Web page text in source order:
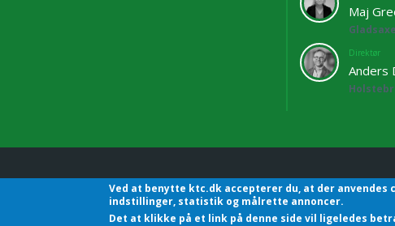
Maj
Direktør
Anders
KTC - Kommunalteknisk
Ved at benytte ktc.dk accepterer du, at der anvendes
indstillinger, statistik og målrette annoncer.
Det at klikke på et link på denne side vil ligeledes